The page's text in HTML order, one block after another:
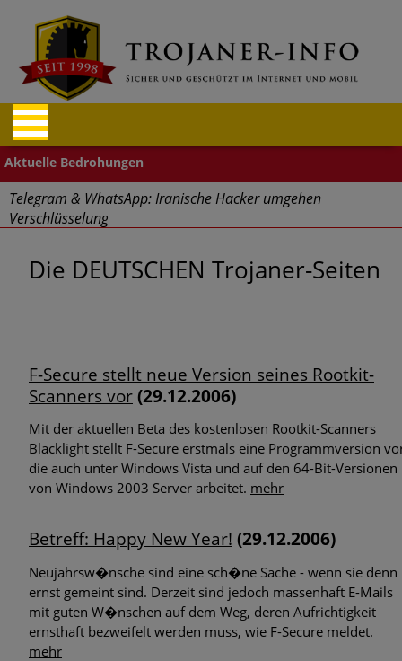
Telegram & WhatsApp: Iranische Hacker umgehen
Verschlüsselung
"Cyberwehr" gestartet
Massive Sicherheitslücken durch Mitarbeiter im Home Office
Corona-Warn-Apps im Fokus
Zielgerichtete Attacken: Zero-Day-Exploits im Betriebssystem
Neue Studie zeigt: Gefährlicher Leichtsinn im Umgang mit
Bürodruckern
Malware Trends 2020: Ransomware, Datendiebstahl an
Universitäten und Banking Trojaner sind im Umlauf
Die DEUTSCHEN Trojaner-Seiten
F-Secure stellt neue Version seines Rootkit-
Scanners vor(29.12.2006)
Mit der aktuellen Beta des kostenlosen Rootkit-Scanners
Blacklight stellt F-Secure erstmals eine Programmversion
die auch unter Windows Vista und auf den 64-Bit-Versionen
von Windows 2003 Server arbeitet. mehr
Betreff: Happy New Year! (29.12.2006)
Neujahrsw�nsche sind eine sch�ne Sache - wenn sie denn
ernst gemeint sind. Derzeit sind jedoch massenhaft E-Mails
mit guten W�nschen auf dem Weg, deren Aufrichtigkeit
ernsthaft bezweifelt werden muss, wie F-Secure meldet.
mehr